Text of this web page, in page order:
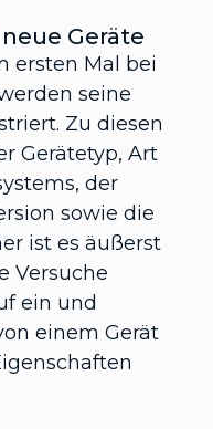
Geräte
ersten Mal bei
seine
Zu diesen
Gerätetyp, Art
der
sowie die
ist es äußerst
Versuche
ein und
einem Gerät